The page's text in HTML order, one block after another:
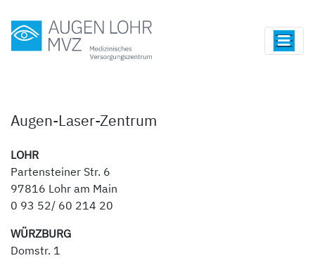
Augen-Laser-Zentrum
LOHR
Partensteiner Str. 6
97816 Lohr am Main
0 93 52/ 60 214 20
WÜRZBURG
Domstr. 1